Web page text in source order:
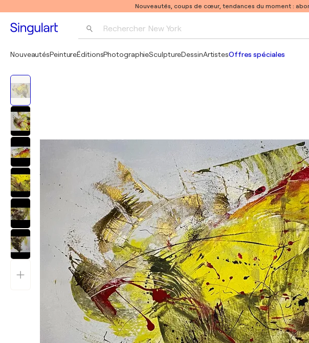
Nouveautés, coups de cœur, tendances du moment :
Rechercher New York
NouveautésPeintureÉditionsPhotographieSculptureDessinArtistesOffres spéciales